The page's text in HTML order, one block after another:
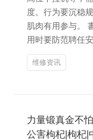
度。行为要沉稳
肌肉有用参与。
用时要防范聘任
维修资讯
力量锻真金不
公害枸杞|枸杞|